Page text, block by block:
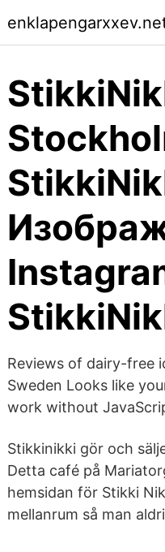
Reviews of dairy-free
Sweden Looks like
work without
Stikkinikki gör och
Detta café på
hemsidan för Stikki
mellanrum så man